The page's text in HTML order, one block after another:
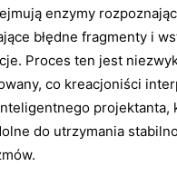
enzymy
błędne fragmenty i
Proces ten jest
co kreacjoniści
projektanta,
do utrzymania